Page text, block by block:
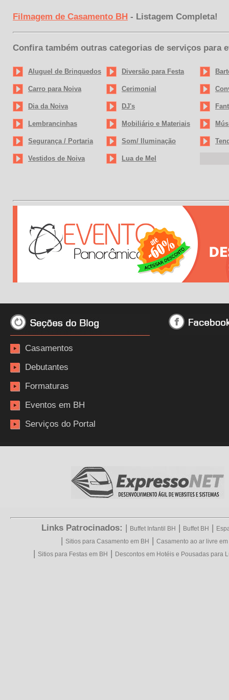
Filmagem de Casamento BH - Listagem Completa!
Confira também outras categorias de serviços para
Aluguel de Brinquedos Diversão para Festa
Carro para Noiva Cerimonial
Dia da Noiva DJ's
Lembrancinhas Mobiliário e Materiais
Segurança / Portaria Som/ Iluminação
Vestidos de Noiva Lua de Mel
Casamentos
Debutantes
Formaturas
Eventos em BH
Serviços do Portal
Links Patrocinados: | Buffet Infantil BH | Buffet BH |
| Sitios para Casamento em BH | Casamento ao ar livre em
| Sitios para Festas em BH | Descontos em Hotéis e Pousadas para